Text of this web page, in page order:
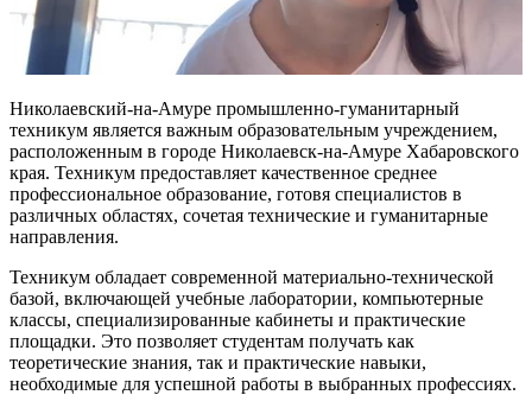
Николаевский-на-Амуре промышленно-гуманитарный
техникум является важным образовательным учреждением,
расположенным в городе Николаевск-на-Амуре Хабаровского
края. Техникум предоставляет качественное среднее
профессиональное образование, готовя специалистов в
различных областях, сочетая технические и гуманитарные
направления.
Техникум обладает современной материально-технической
базой, включающей учебные лаборатории, компьютерные
классы, специализированные кабинеты и практические
площадки. Это позволяет студентам получать как
теоретические знания, так и практические навыки,
необходимые для успешной работы в выбранных профессиях.